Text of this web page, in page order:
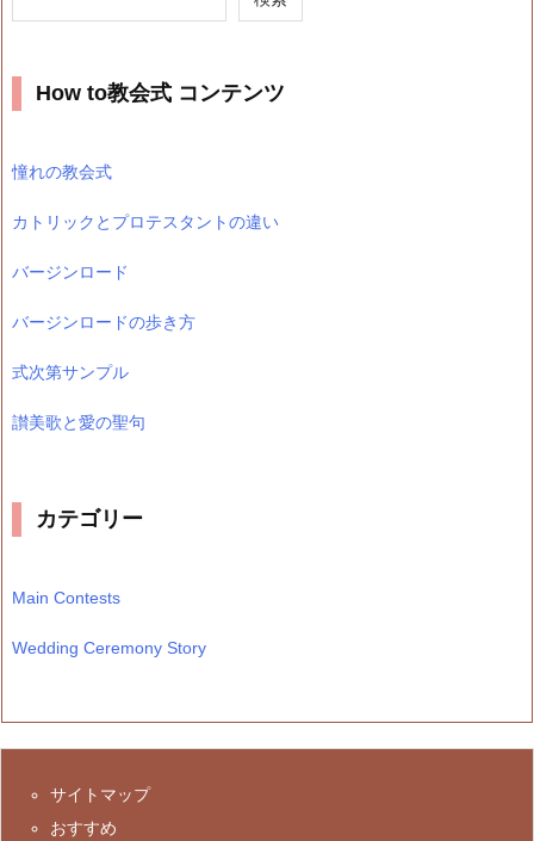
How to教会式 コンテンツ
憧れの教会式
カトリックとプロテスタントの違い
バージンロード
バージンロードの歩き方
式次第サンプル
讃美歌と愛の聖句
カテゴリー
Main Contests
Wedding Ceremony Story
サイトマップ
おすすめ